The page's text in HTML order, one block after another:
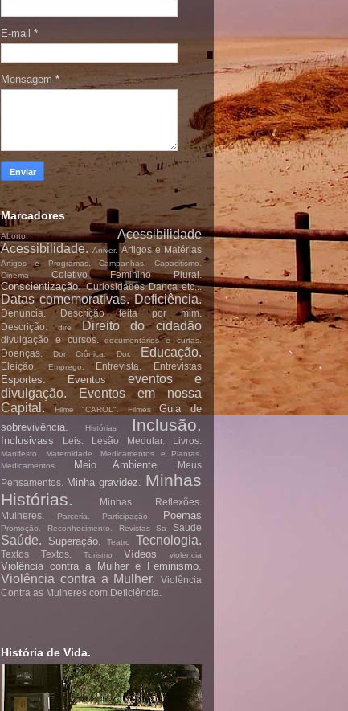
E-mail *
Mensagem *
Marcadores
Aborto.
Acessibilidade
Acessibilidade. Aniver. Artigos e Matérias
Artigos e Programas. Campanhas.
Capacitismo.
Cinema
Coletivo Feminino Plural.
Conscientização. Curiosidades Dança etc...
Datas comemorativas. Deficiência.
Denuncia.
Descrição feita por mim.
Descrição.
dire Direito do cidadão
divulgação e cursos. documentários e curtas.
Doenças. Dor Crônica. Dor. Educação.
Eleição. Emprego. Entrevista. Entrevistas
Esportes. Eventos
eventos e
divulgação.
Eventos em nossa
Capital.
Filme "CAROL". Filmes
Guia de
sobrevivência.
Histórias Inclusão.
Inclusivass Leis. Lesão Medular. Livros.
Manifesto. Maternidade.
Medicamentos e Plantas.
Medicamentos.
Meio Ambiente.
Meus
Pensamentos.
Minha gravidez. Minhas
Histórias.
Minhas Reflexões.
Mulheres.
Parceria. Participação. Poemas
Promoção. Reconhecimento. Revistas Sa Saude
Saúde. Superação. Teatro Tecnologia.
Textos Textos. Turismo Vídeos violencia
Violência contra a Mulher e Feminismo.
Violência contra a Mulher.
Violência
Contra as Mulheres com Deficiência.
História de Vida.